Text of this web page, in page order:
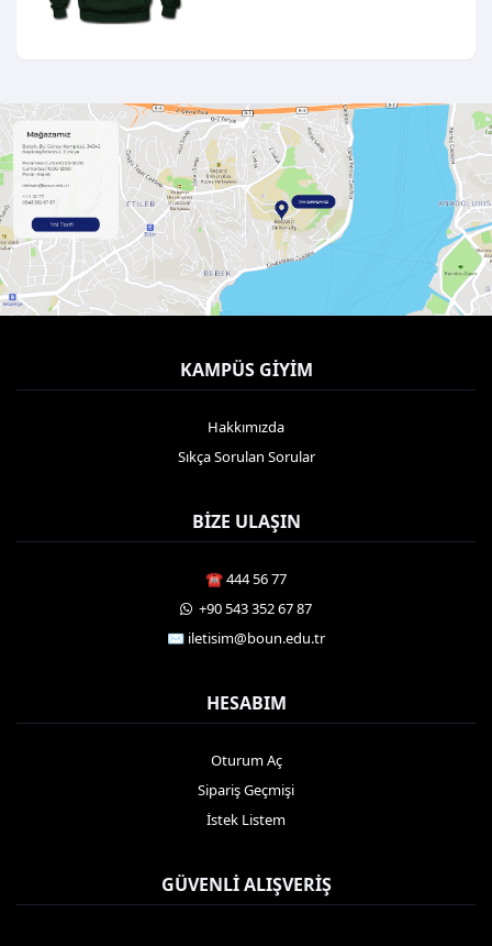
KAMPÜS GIYIM
Hakkımızda
Sıkça Sorulan Sorular
BIZE ULAŞIN
☎️ 444 56 77
️ +90 543 352 67 87
✉️ iletisim@boun.edu.tr
HESABIM
Oturum Aç
Sipariş Geçmişi
İstek Listem
GÜVENLI ALIŞVERIŞ